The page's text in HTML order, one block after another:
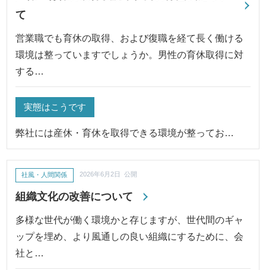
て
営業職でも育休の取得、および復職を経て長く働ける
環境は整っていますでしょうか。男性の育休取得に対
する…
実態はこうです
弊社には産休・育休を取得できる環境が整ってお…
組織文化の改善について
社風・人間関係 2026年6月2日 公開
多様な世代が働く環境かと存じますが、世代間のギャ
ップを埋め、より風通しの良い組織にするために、会
社と…